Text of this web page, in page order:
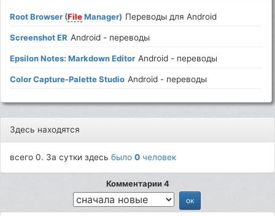
Root Browser (FileManager) Переводы для Android
Screenshot ER Android - переводы
Epsilon Notes: Markdown Editor Android - переводы
Color Capture-Palette Studio Android - переводы
Здесь находятся
всего 0. За сутки здесьбыло0 человек
Комментарии 4